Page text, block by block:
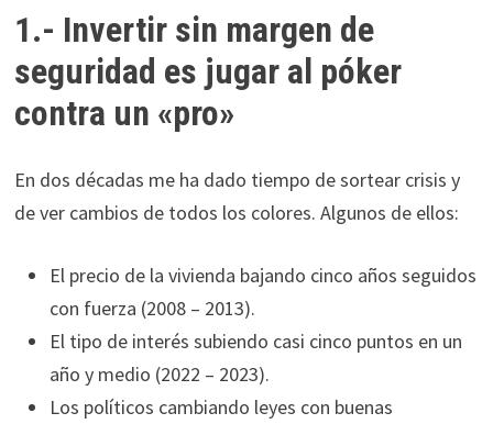
1.- Invertir sin margen de
seguridad es jugar al póker
contra un «pro»
En dos décadas me ha dado tiempo de sortear crisis y
de ver cambios de todos los colores. Algunos de ellos:
El precio de la vivienda bajando cinco años seguidos
con fuerza (2008 – 2013).
El tipo de interés subiendo casi cinco puntos en un
año y medio (2022 – 2023).
Los políticos cambiando leyes con buenas
cookies,
funcionalidades
desaparecerán
de la web.
Marketing
comportamiento
mientras visitas
nuestro sitio,
aumentas la
posibilidad de
ver contenido y